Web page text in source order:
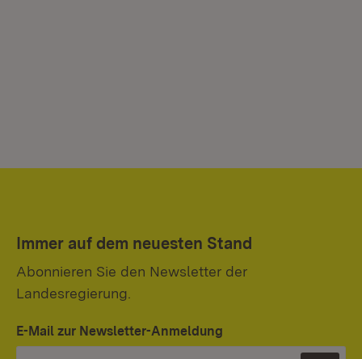
Immer auf dem neuesten Stand
Abonnieren Sie den Newsletter der
Landesregierung.
E-Mail zur Newsletter-Anmeldung